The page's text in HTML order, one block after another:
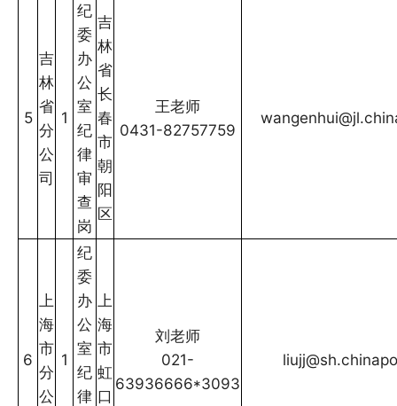
5
吉
林
省
分
公
司
1
纪
委
办
公
室
纪
律
审
查
岗
吉
林
省
长
春
市
朝
阳
区
王老师
0431-82757759
6
上
海
市
分
公
1
纪
委
办
公
室
纪
律
上
海
市
虹
口
刘老师
021-
63936666*3093